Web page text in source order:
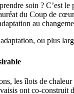
soin ? C’est
du Coup de
au
ou plus
les îlots de
ont co-